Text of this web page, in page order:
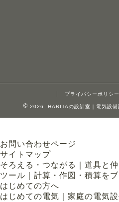
プライバシーポリシー
2026 HARITAの設計室｜電気設備
お問い合わせページ
サイトマップ
そろえる・つながる｜道具と
ツール｜計算・作図・積算を
はじめての方へ
はじめての電気｜家庭の電気